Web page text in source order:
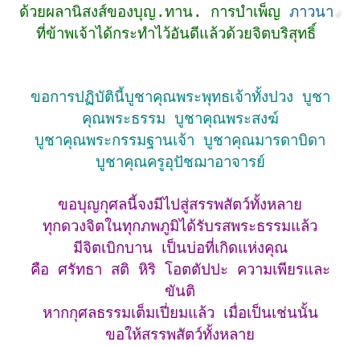
ด้วยผลานิสงส์ของบุญ.ทาน. การบำเพ็ญ ภาวนา
ที่ข้าพเจ้าได้กระทำไว้อันดีแล้วด้วยจิตบริสุทธิ์
ขอการปฏิบัตินี้บูชาคุณพระพุทธเจ้าทั้งปวง บูชา
คุณพระธรรม บูชาคุณพระสงฆ์
บูชาคุณพระกรรมฐานเจ้า บูชาคุณมารดาบิดา
บูชาคุณครูอุปัชฌาอาจารย์
ขอบุญกุศลนี้จงมีไปสู่สรรพสัตว์ทั้งหลาย
ทุกดวงจิตในทุกภพภูมิได้รับรสพระธรรมแล้ว
มีจิตเบิกบาน เป็นบ่อที่เกิดแห่งคุณ
คือ ศรัทธา สติ หิริ โอตตัปปะ ความเพียรและ
ขันติ
หากกุศลธรรมเต็มเปี่ยมแล้ว เมื่อเป็นเช่นนั้น
ขอให้สรรพสัตว์ทั้งหลาย